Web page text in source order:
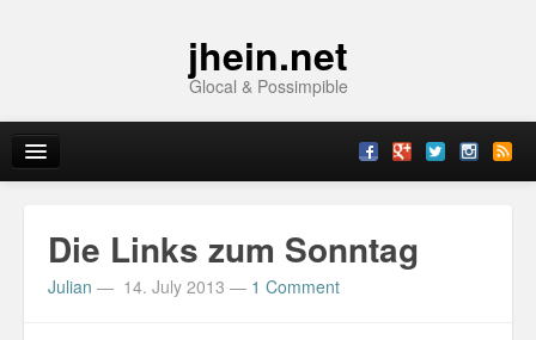
jhein.net
Glocal & Possimpible
Die Links zum Sonntag
Julian — 14. July 2013 — 1 Comment